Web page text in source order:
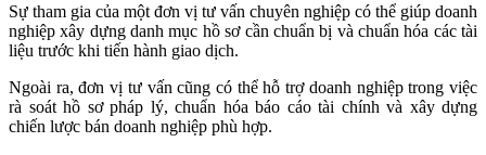
Sự tham gia của một đơn vị tư vấn chuyên nghiệp có thể giúp doanh
nghiệp xây dựng danh mục hồ sơ cần chuẩn bị và chuẩn hóa các tài
liệu trước khi tiến hành giao dịch.
Ngoài ra, đơn vị tư vấn cũng có thể hỗ trợ doanh nghiệp trong việc
rà soát hồ sơ pháp lý, chuẩn hóa báo cáo tài chính và xây dựng
chiến lược bán doanh nghiệp phù hợp.